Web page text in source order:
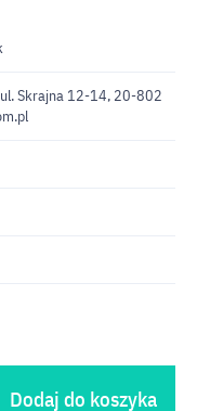
ul. Skrajna 12-14, 20-802
Dodaj do koszyka